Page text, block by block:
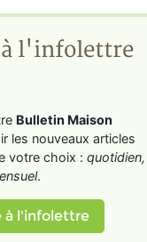
l'infolettre
Bulletin Maison
les nouveaux articles
votre choix : quotidien,
.
à l'infolettre